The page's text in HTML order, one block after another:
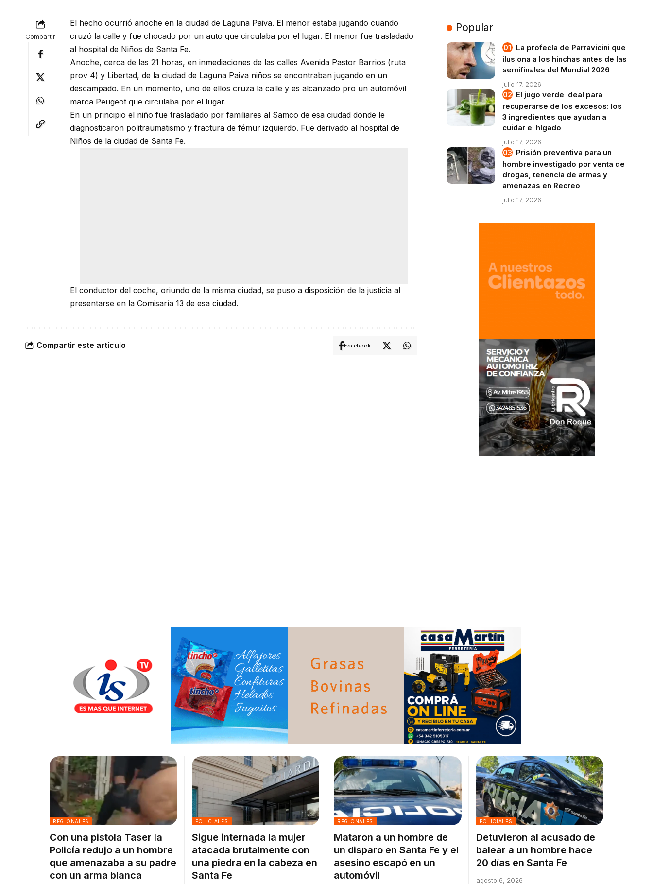
Compartir
El hecho ocurrió anoche en la ciudad de Laguna Paiva. El menor estaba jugando cuando
cruzó la calle y fue chocado por un auto que circulaba por el lugar. El menor fue trasladado
al hospital de Niños de Santa Fe.
Anoche, cerca de las 21 horas, en inmediaciones de las calles Avenida Pastor Barrios (ruta
prov 4) y Libertad, de la ciudad de Laguna Paiva niños se encontraban jugando en un
descampado. En un momento, uno de ellos cruza la calle y es alcanzado pro un automóvil
marca Peugeot que circulaba por el lugar.
En un principio el niño fue trasladado por familiares al Samco de esa ciudad donde le
diagnosticaron politraumatismo y fractura de fémur izquierdo. Fue derivado al hospital de
Niños de la ciudad de Santa Fe.
El conductor del coche, oriundo de la misma ciudad, se puso a disposición de la justicia al
presentarse en la Comisaría 13 de esa ciudad.
Compartir este artículo Facebook
Popular
La profecía de Parravicini que
ilusiona a los hinchas antes de las
semifinales del Mundial 2026
julio 17, 2026
El jugo verde ideal para
recuperarse de los excesos: los
3 ingredientes que ayudan a
cuidar el hígado
julio 17, 2026
Prisión preventiva para un
hombre investigado por venta de
drogas, tenencia de armas y
amenazas en Recreo
julio 17, 2026
REGIONALES
Con una pistola Taser la
Policía redujo a un hombre
que amenazaba a su padre
con un arma blanca
POLICIALES
Sigue internada la mujer
atacada brutalmente con
una piedra en la cabeza en
Santa Fe
REGIONALES
Mataron a un hombre de
un disparo en Santa Fe y el
asesino escapó en un
automóvil
POLICIALES
Detuvieron al acusado de
balear a un hombre hace
20 días en Santa Fe
agosto 6, 2026